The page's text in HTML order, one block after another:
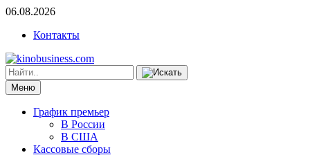
06.08.2026
Контакты
Меню
График премьер
В России
В США
Кассовые сборы